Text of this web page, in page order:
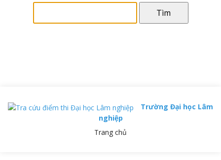
Trường Đại học Lâm
nghiệp
Trang chủ